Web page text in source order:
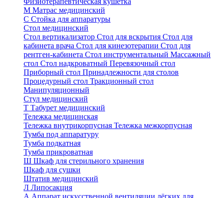
М Матрас медицинский
С Стойка для аппаратуры
Стол медицинский
Стол вертикализатор Стол для вскрытия Стол для
кабинета врача Стол для кинезотерапии Стол для
рентген-кабинета Стол инструментальный Массажный
стол Стол надкроватный Перевязочный стол
Приборный стол Принадлежности для столов
Процедурный стол Тракционный стол
Манипуляционный
Стул медицинский
Т Табурет медицинский
Тележка медицинская
Тележка внутрикорпусная Тележка межкорпусная
Тумба под аппаратуру
Тумба подкатная
Тумба прикроватная
Ш Шкаф для стерильного хранения
Шкаф для сушки
Штатив медицинский
Л Липосакция
А Аппарат искусственной вентиляции лёгких для